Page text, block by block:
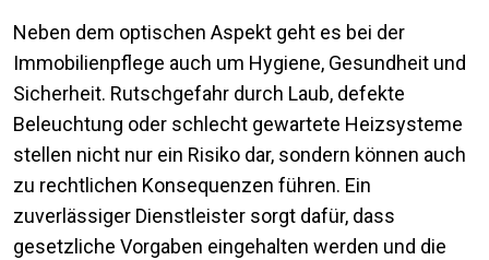
Neben dem optischen Aspekt geht es bei der
Immobilienpflege auch um Hygiene, Gesundheit und
Sicherheit. Rutschgefahr durch Laub, defekte
Beleuchtung oder schlecht gewartete Heizsysteme
stellen nicht nur ein Risiko dar, sondern können auch
zu rechtlichen Konsequenzen führen. Ein
zuverlässiger Dienstleister sorgt dafür, dass
gesetzliche Vorgaben eingehalten werden und die